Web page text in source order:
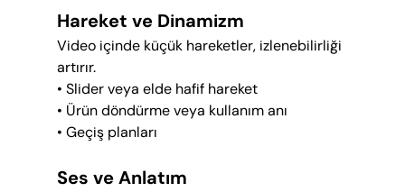
Hareket ve Dinamizm
Video içinde küçük hareketler, izlenebilirliği
artırır.
• Slider veya elde hafif hareket
• Ürün döndürme veya kullanım anı
• Geçiş planları
Ses ve Anlatım